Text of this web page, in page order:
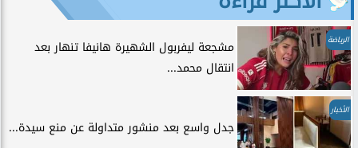
الرياضة
مشجعة ليفربول الشهيرة هانيفا تنهار بعد
انتقال محمد...
الأخبار
جدل واسع بعد منشور متداولة عن منع سيدة...